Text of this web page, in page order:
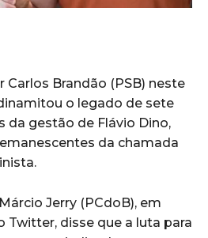
Brandão (PSB) neste
o legado de sete
da gestão de Flávio Dino,
da chamada
Jerry (PCdoB), em
Twitter, disse que a luta para